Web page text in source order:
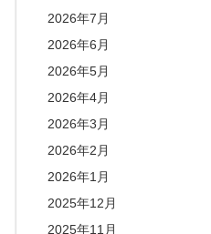
2026年7月
2026年6月
2026年5月
2026年4月
2026年3月
2026年2月
2026年1月
2025年12月
2025年11月